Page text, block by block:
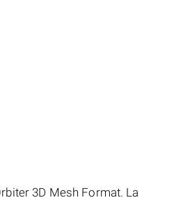
3D Mesh Format. La